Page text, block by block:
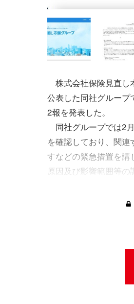
株式会社保険見直し
公表した同社グルー
2報を発表した。
同社グループでは2
を確認しており、関
すなどの緊急措置を
原因及び影響範囲等の